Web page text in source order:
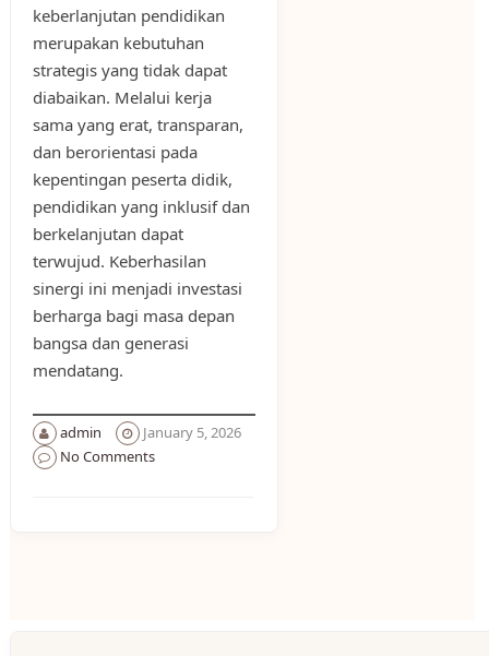
keberlanjutan pendidikan
merupakan kebutuhan
strategis yang tidak dapat
diabaikan. Melalui kerja
sama yang erat, transparan,
dan berorientasi pada
kepentingan peserta didik,
pendidikan yang inklusif dan
berkelanjutan dapat
terwujud. Keberhasilan
sinergi ini menjadi investasi
berharga bagi masa depan
bangsa dan generasi
mendatang.
admin
January 5, 2026
No Comments